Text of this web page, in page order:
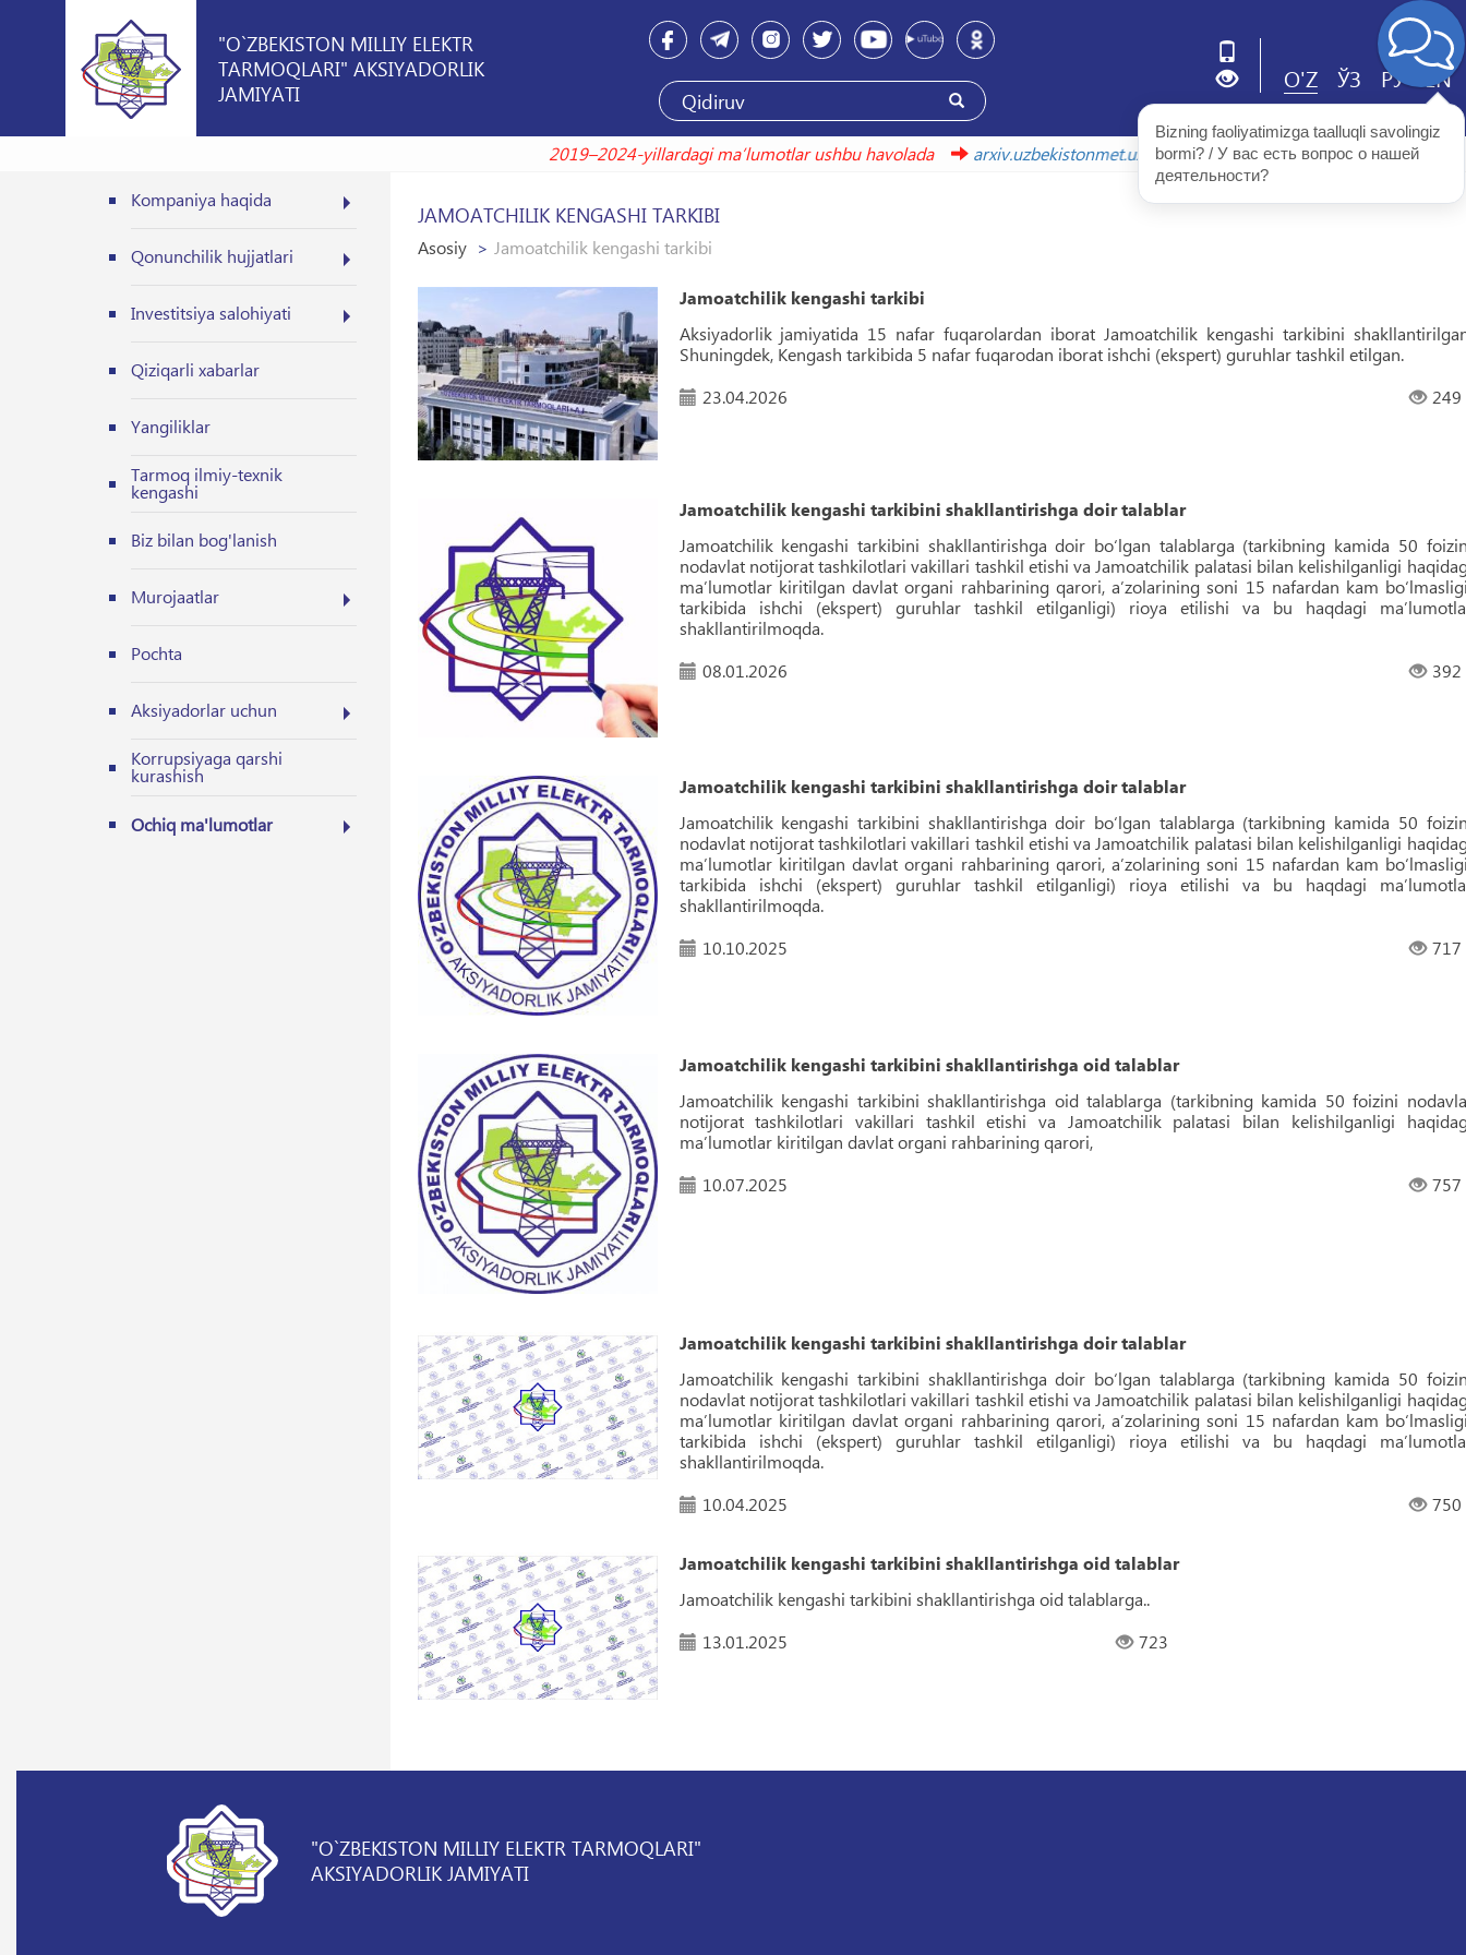
"O`ZBEKISTON MILLIY ELEKTR
TARMOQLARI" AKSIYADORLIK
JAMIYATI
O'Z ЎЗ РУ EN
2019–2024-yillardagi maʼlumotlar ushbu havolada
arxiv.uzbekistonmet.uz
Kompaniya haqida
Qonunchilik hujjatlari
Investitsiya salohiyati
Qiziqarli xabarlar
Yangiliklar
Tarmoq ilmiy-texnik
kengashi
Biz bilan bog'lanish
Murojaatlar
Pochta
Aksiyadorlar uchun
Korrupsiyaga qarshi
kurashish
Ochiq ma'lumotlar
JAMOATCHILIK KENGASHI TARKIBI
Asosiy Jamoatchilik kengashi tarkibi
Jamoatchilik kengashi tarkibi
Aksiyadorlik jamiyatida 15 nafar fuqarolardan iborat Jamoatchilik kengashi tarkibini
Shuningdek, Kengash tarkibida 5 nafar fuqarodan iborat ishchi (ekspert) guruhlar tashkil etilgan.
23.04.2026
249
Jamoatchilik kengashi tarkibini shakllantirishga doir talablar
Jamoatchilik kengashi tarkibini shakllantirishga doir bo‘lgan talablarga (tarkibning kamida 50
nodavlat notijorat tashkilotlari vakillari tashkil etishi va Jamoatchilik palatasi bilan kelishilganligi
maʼlumotlar kiritilgan davlat organi rahbarining qarori, aʼzolarining soni 15 nafardan kam
tarkibida ishchi (ekspert) guruhlar tashkil etilganligi) rioya etilishi va bu haqdagi
shakllantirilmoqda.
08.01.2026
392
Jamoatchilik kengashi tarkibini shakllantirishga doir talablar
Jamoatchilik kengashi tarkibini shakllantirishga doir bo‘lgan talablarga (tarkibning kamida 50
nodavlat notijorat tashkilotlari vakillari tashkil etishi va Jamoatchilik palatasi bilan kelishilganligi
maʼlumotlar kiritilgan davlat organi rahbarining qarori, aʼzolarining soni 15 nafardan kam
tarkibida ishchi (ekspert) guruhlar tashkil etilganligi) rioya etilishi va bu haqdagi
shakllantirilmoqda.
10.10.2025
717
Jamoatchilik kengashi tarkibini shakllantirishga oid talablar
Jamoatchilik kengashi tarkibini shakllantirishga oid talablarga (tarkibning kamida 50 foizini
notijorat tashkilotlari vakillari tashkil etishi va Jamoatchilik palatasi bilan kelishilganligi
maʼlumotlar kiritilgan davlat organi rahbarining qarori,
10.07.2025
757
Jamoatchilik kengashi tarkibini shakllantirishga doir talablar
Jamoatchilik kengashi tarkibini shakllantirishga doir bo‘lgan talablarga (tarkibning kamida 50
nodavlat notijorat tashkilotlari vakillari tashkil etishi va Jamoatchilik palatasi bilan kelishilganligi
maʼlumotlar kiritilgan davlat organi rahbarining qarori, aʼzolarining soni 15 nafardan kam
tarkibida ishchi (ekspert) guruhlar tashkil etilganligi) rioya etilishi va bu haqdagi
shakllantirilmoqda.
10.04.2025
750
Jamoatchilik kengashi tarkibini shakllantirishga oid talablar
Jamoatchilik kengashi tarkibini shakllantirishga oid talablarga..
13.01.2025
723
"O`ZBEKISTON MILLIY ELEKTR TARMOQLARI"
AKSIYADORLIK JAMIYATI
Bizning faoliyatimizga taalluqli savolingiz
bormi? / У вас есть вопрос о нашей
деятельности?